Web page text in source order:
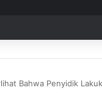
Bahwa Penyidik